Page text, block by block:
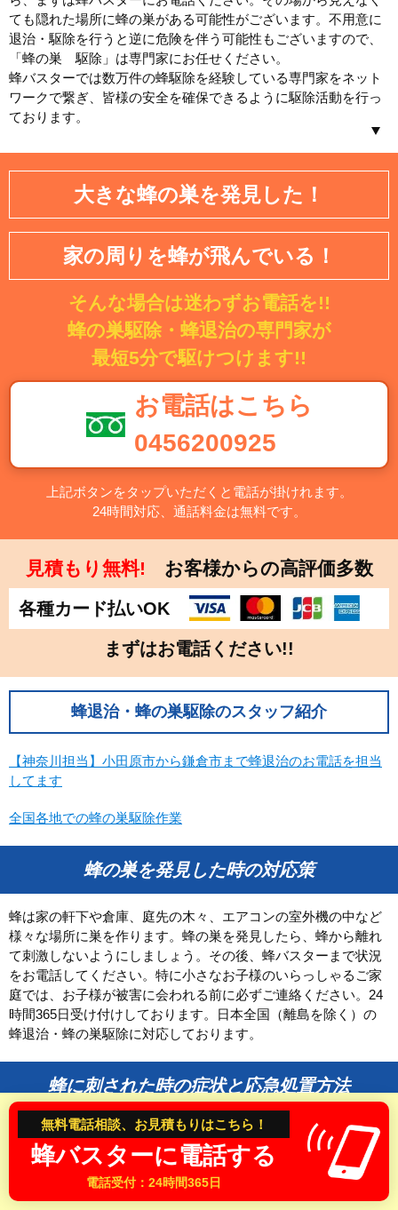
ても隠れた場所に蜂の巣がある可能性がございます。不用意に
退治・駆除を行うと逆に危険を伴う可能性もございますので、
「蜂の巣 駆除」は専門家にお任せください。
蜂バスターでは数万件の蜂駆除を経験している専門家をネット
ワークで繋ぎ、皆様の安全を確保できるように駆除活動を行っ
ております。
北海道／東北
北海道
青森県
岩手県
宮城県
秋田県
山形県
福島県
関東
茨城県
埼玉県
千葉県
東京都
栃木県
群馬県
中部
石川県
福井県
山梨県
長野県
近畿
京都府
大阪府
和歌山県
中国・四国
鳥取県
島根県
岡山県
広島県
山口県
徳島県
香川県
愛媛県
高知県
九州
福岡県
佐賀県
長崎県
大分県
宮崎県
鹿児島県
大きな蜂の巣を発見した！
家の周りを蜂が飛んでいる！
そんな場合は迷わずお電話を!!
蜂の巣駆除・蜂退治の専門家が
最短5分で駆けつけます!!
お電話はこちら
0456200925
上記ボタンをタップいただくと電話が掛けれます。
24時間対応、通話料金は無料です。
見積もり無料! お客様からの高評価多数
各種カード払いOK
まずはお電話ください!!
蜂退治・蜂の巣駆除のスタッフ紹介
【神奈川担当】小田原市から鎌倉市まで蜂退治のお電話を担当
してます
全国各地での蜂の巣駆除作業
蜂の巣を発見した時の対応策
蜂は家の軒下や倉庫、庭先の木々、エアコンの室外機の中など
様々な場所に巣を作ります。蜂の巣を発見したら、蜂から離れ
て刺激しないようにしましょう。その後、蜂バスターまで状況
をお電話してください。特に小さなお子様のいらっしゃるご家
庭では、お子様が被害に会われる前に必ずご連絡ください。24
時間365日受け付けしております。日本全国（離島を除く）の
蜂退治・蜂の巣駆除に対応しております。
蜂に刺された時の症状と応急処置方法
スズメバチなど凶暴な蜂に刺された時は、特に気を付けてくだ
さい。蜂に刺されてから数分後に身体に異常を感じ、早い段階
で呼吸困難や発疹、意識が朦朧になることあります。身体に異
変を感じたら、すぐに救急車を手配して病院へ行くようにしま
無料電話相談、お見積もりはこちら！
蜂バスターに電話する
電話受付：24時間365日